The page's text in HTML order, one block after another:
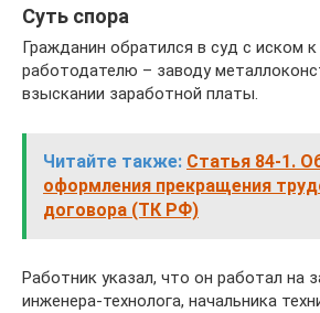
Суть спора
Гражданин обратился в суд с иском
работодателю – заводу
взыскании заработной платы.
Читайте также: Статья 84-1.
оформления прекращения
договора (ТК РФ)
Работник указал, что он работал на
инженера-технолога, начальника